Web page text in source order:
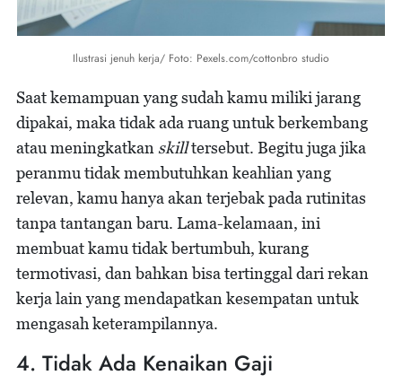
Ilustrasi jenuh kerja/ Foto: Pexels.com/cottonbro studio
Saat kemampuan yang sudah kamu miliki jarang
dipakai, maka tidak ada ruang untuk berkembang
atau meningkatkan skilltersebut. Begitu juga jika
peranmu tidak membutuhkan keahlian yang
relevan, kamu hanya akan terjebak pada rutinitas
tanpa tantangan baru. Lama-kelamaan, ini
membuat kamu tidak bertumbuh, kurang
termotivasi, dan bahkan bisa tertinggal dari rekan
kerja lain yang mendapatkan kesempatan untuk
mengasah keterampilannya.
4. Tidak Ada Kenaikan Gaji